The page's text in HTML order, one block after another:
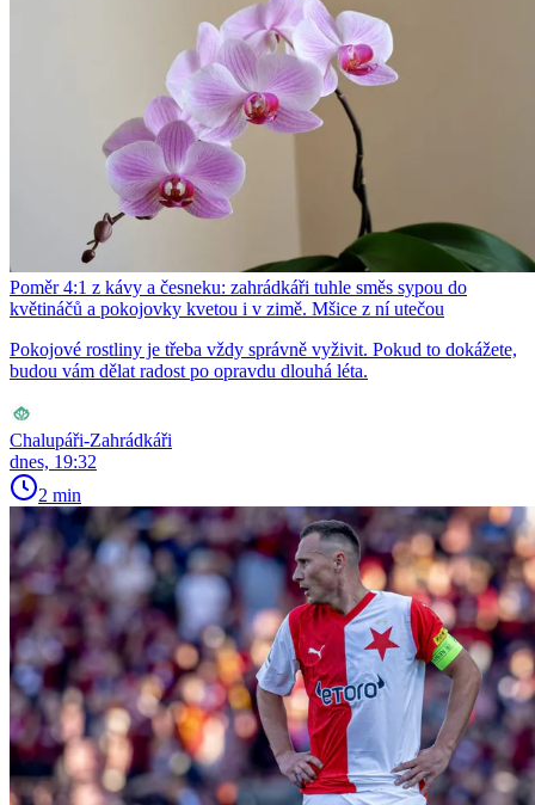
Poměr 4:1 z kávy a česneku: zahrádkáři tuhle směs sypou do
květináčů a pokojovky kvetou i v zimě. Mšice z ní utečou
Pokojové rostliny je třeba vždy správně vyživit. Pokud to dokážete,
budou vám dělat radost po opravdu dlouhá léta.
Chalupáři-Zahrádkáři
dnes, 19:32
2 min